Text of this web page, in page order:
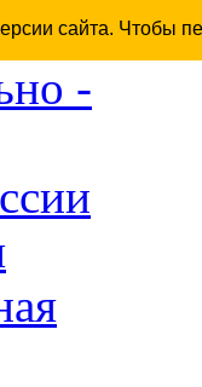
сайта. Чтобы
-